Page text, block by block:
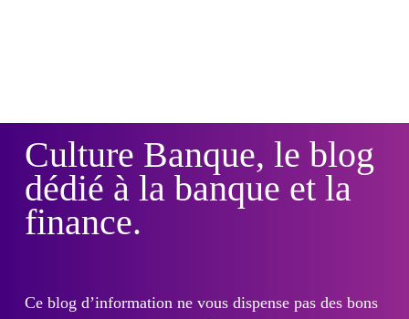
Culture Banque, le blog
dédié à la banque et la
finance.
Ce blog d’information ne vous dispense pas des bons